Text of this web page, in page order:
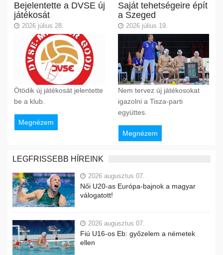
Bejelentette a DVSE új
játékosát
2026 július 28.
Ötödik új játékosát jelentette
be a klub.
Megnézem
Saját tehetségeire épít
a Szeged
2026 július 19.
Nem tervez új játékosokat
igazolni a Tisza-parti
együttes.
Megnézem
LEGFRISSEBB HÍREINK
2026 augusztus 07.
Női U20-as Európa-bajnok a magyar
válogatott!
2026 augusztus 07.
Fiú U16-os Eb: győzelem a németek
ellen